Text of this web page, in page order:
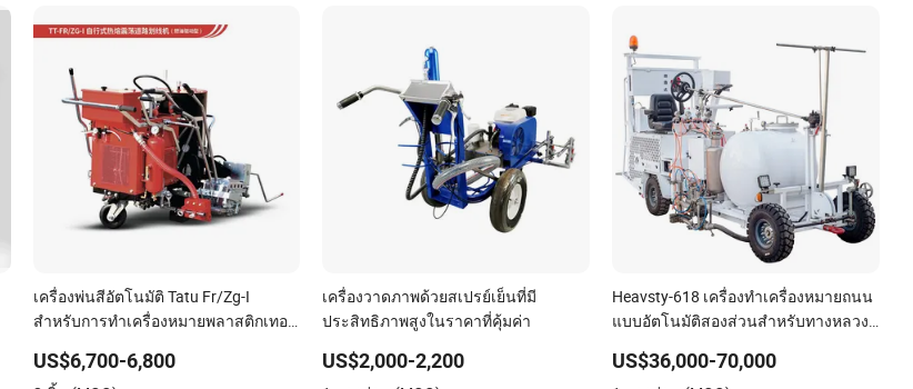
เครื่องพ่นสีอัตโนมัติ Tatu Fr/Zg-I
สำหรับการทำเครื่องหมายพลาสติกเทอร์
US$6,700-6,800
เครื่องวาดภาพด้วยสเปรย์เย็นที่มี
ประสิทธิภาพสูงในราคาที่คุ้มค่า
US$2,000-2,200
Heavsty-618 เครื่องทำเครื่องหมายถนน
แบบอัตโนมัติสองส่วนสำหรับทางหลวง
US$36,000-70,000